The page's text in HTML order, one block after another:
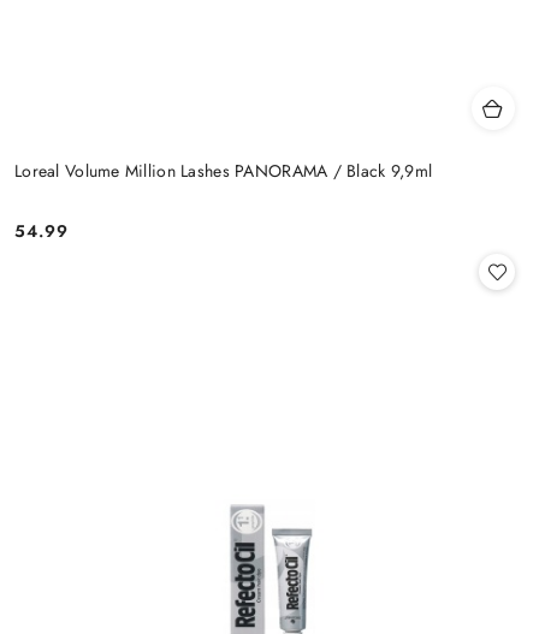
Loreal Volume Million Lashes PANORAMA / Black 9,9ml
Cena:
54.99